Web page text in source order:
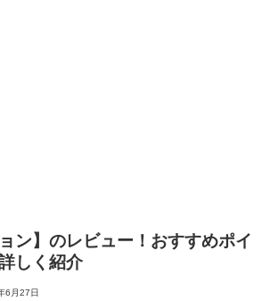
ン】のレビュー！おすすめポイ
しく紹介
6月27日